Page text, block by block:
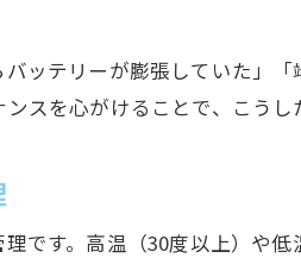
ッテリーが膨張していた」
スを心がけることで、こうし
です。高温（30度以上）や